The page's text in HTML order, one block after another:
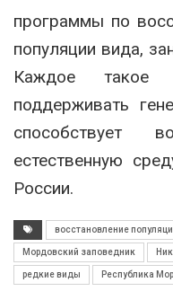
программы по
популяции вида,
Каждое такое
поддерживать
способствует
естественную
России.
восстановление
Мордовский заповедник
редкие виды Республика